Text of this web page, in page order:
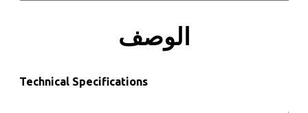
الوصف
Technical Specifications